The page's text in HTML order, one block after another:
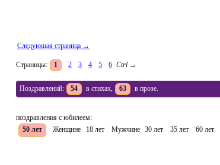
Следующая страница →
Страницы: 1 2 3 4 5 6 Ctrl →
Поздравлений: 54 в стихах, 63 в прозе.
поздравления с юбилеем:
50 лет
Женщине 18 лет Мужчине 30 лет 35 лет 60 лет